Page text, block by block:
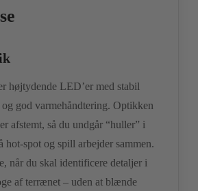
højtydende LED’er med stabil
og god varmehåndtering. Optikken
afstemt, så du undgår “huller” i
hot-spot og spill arbejder sammen.
når du skal identificere detaljer i
af terrænet – uden at blænde